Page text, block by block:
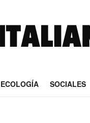
ECOLOGÍA SOCIALES